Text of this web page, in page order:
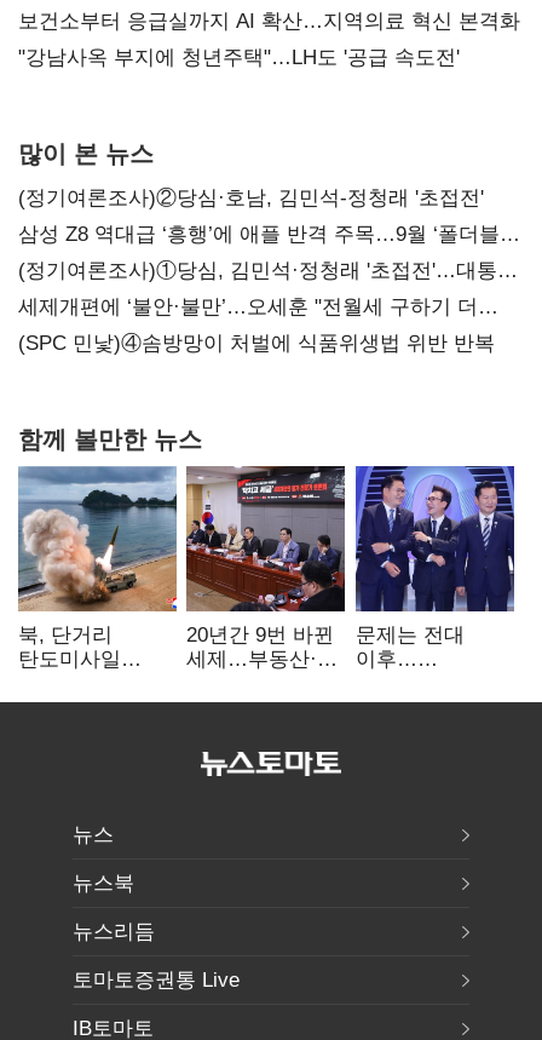
보건소부터 응급실까지 AI 확산…지역의료 혁신 본격화
"강남사옥 부지에 청년주택"…LH도 '공급 속도전'
많이 본 뉴스
(정기여론조사)②당심·호남, 김민석-정청래 '초접전'
삼성 Z8 역대급 ‘흥행’에 애플 반격 주목…9월 ‘폴더블
대전’
(정기여론조사)①당심, 김민석·정청래 '초접전'…대통령
지지도 '50% 아래로'(종합)
세제개편에 ‘불안·불만’…오세훈 "전월세 구하기 더
힘들어질 것"
(SPC 민낯)④솜방망이 처벌에 식품위생법 위반 반복
함께 볼만한 뉴스
북, 단거리
탄도미사일
"즉각 중단 촉구"
20년간 9번 바뀐
세제…부동산·
건드렸다
문제는 전대
이후…
뒤집힐 땐
뉴스
뉴스북
뉴스리듬
토마토증권통 Live
IB토마토